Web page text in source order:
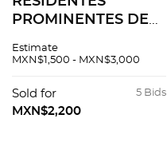
PROMINENTES DE
MÉXICO. SIN PIE DE
PRINCIPIOS DEL
SIGLO XX.
Estimate
MXN$1,500 - MXN$3,000
5 Bids
Sold for
MXN$2,200